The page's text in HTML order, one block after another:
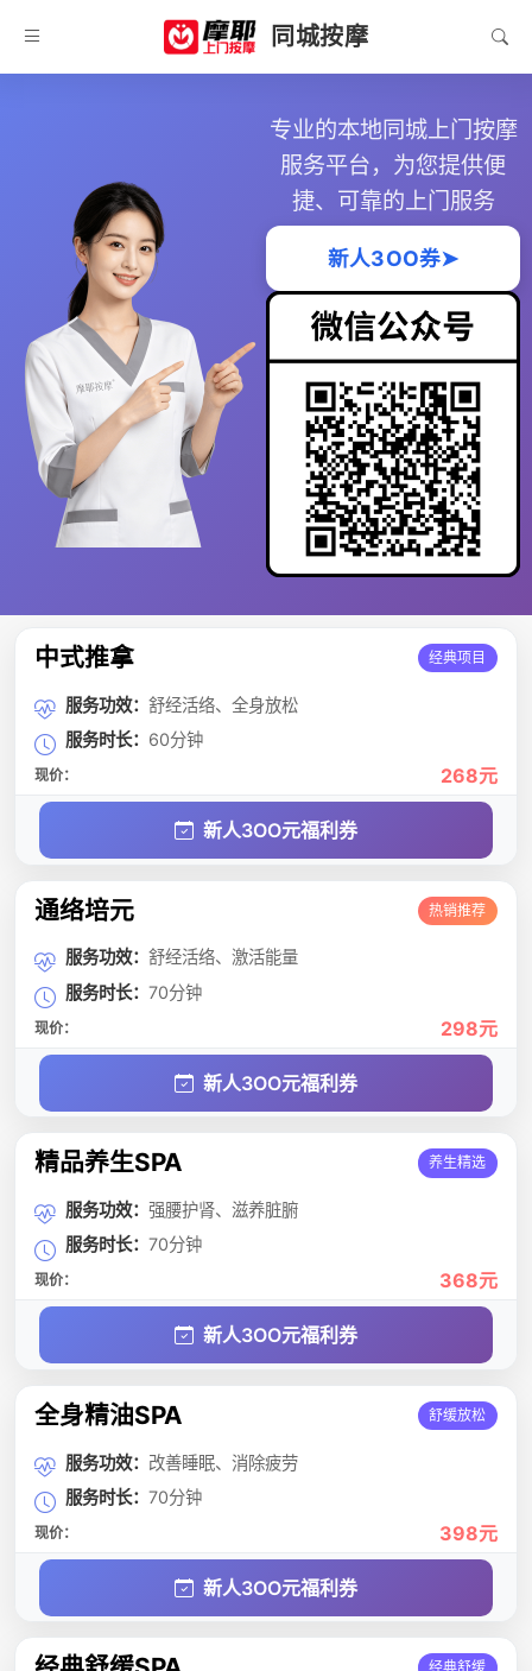
同城按摩
专业的本地同城上门按摩
服务平台，为您提供便
捷、可靠的上门服务
新人3OO券➤
中式推拿 经典项目
服务功效： 舒经活络、全身放松
服务时长： 60分钟
现价： 268元
新人3OO元福利券
通络培元 热销推荐
服务功效： 舒经活络、激活能量
服务时长： 70分钟
现价： 298元
新人3OO元福利券
精品养生SPA 养生精选
服务功效： 强腰护肾、滋养脏腑
服务时长： 70分钟
现价： 368元
新人3OO元福利券
全身精油SPA 舒缓放松
服务功效： 改善睡眠、消除疲劳
服务时长： 70分钟
现价： 398元
新人3OO元福利券
经典舒缓